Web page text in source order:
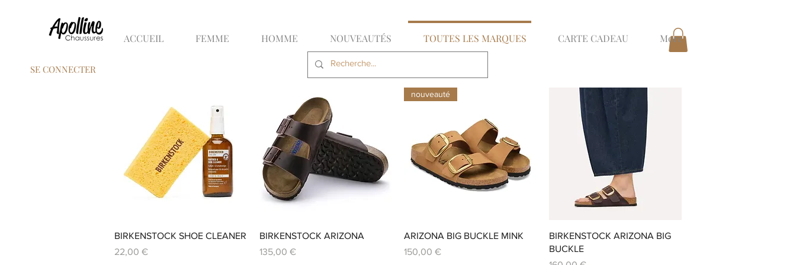
ACCUEIL FEMME HOMME NOUVEAUTÉS TOUTES LES MARQUES CARTE CADEAU More
SE CONNECTER
Aperçu rapide
BIRKENSTOCK SHOE CLEANER
Prix
22,00 €
Aperçu rapide
BIRKENSTOCK ARIZONA
Prix
135,00 €
Aperçu rapide
nouveauté
ARIZONA BIG BUCKLE MINK
Prix
150,00 €
Aperçu rapide
BIRKENSTOCK ARIZONA BIG
BUCKLE